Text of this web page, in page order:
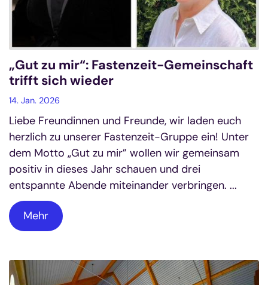
„Gut zu mir“: Fastenzeit-Gemeinschaft
trifft sich wieder
14. Jan. 2026
Liebe Freundinnen und Freunde, wir laden euch
herzlich zu unserer Fastenzeit-Gruppe ein! Unter
dem Motto „Gut zu mir” wollen wir gemeinsam
positiv in dieses Jahr schauen und drei
entspannte Abende miteinander verbringen. ...
Mehr